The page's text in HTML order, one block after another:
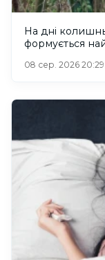
На дні
формується
08 сер. 2026 20:29